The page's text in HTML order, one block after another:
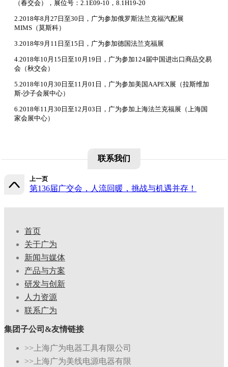
（春交会），展位号：2.1E09-10，8.1H19-20
2.2018年8月27日至30日，广为参加俄罗斯法兰克福汽配展
MIMS（莫斯科）
3.2018年9月11日至15日，广为参加德国法兰克福展
4.2018年10月15日至10月19日，广为参加124届中国进出口商品交易
会（秋交会）
5.2018年10月30日至11月01日，广为参加美国AAPEX展（拉斯维加
斯-沙子会展中心）
6.2018年11月30日至12月03日，广为参加上海法兰克福展（上海国
家会展中心）
联系我们
上一页
第136届广交会，人流回暖，挑战与机遇并存！
首页
关于广为
新闻与媒体
产品与方案
研发与创新
人力资源
联系广为
集团子公司&友情链接
>>上海广为电器工具有限公司
>>上海广为美线电源电器有限